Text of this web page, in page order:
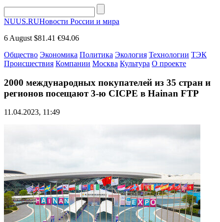
NUUS.RUНовости России и мира
6 August $81.41 €94.06
Общество Экономика Политика Экология Технологии ТЭК
Происшествия Компании Москва Культура О проекте
2000 международных покупателей из 35 стран и
регионов посещают 3-ю CICPE в Hainan FTP
11.04.2023, 11:49